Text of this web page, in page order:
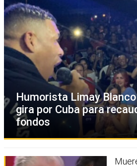
Humorista Limay
gira por Cuba para
fondos